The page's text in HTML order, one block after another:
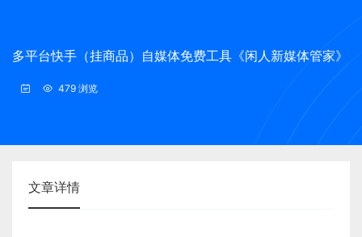
多平台快手（挂商品）自媒体免费工具《闲人新媒体管家》
479 浏览
文章详情